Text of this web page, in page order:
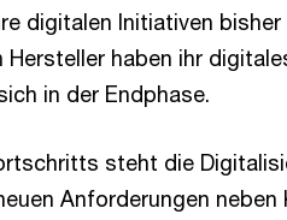
digitalen Initiativen bisher
haben ihr
in der Endphase.
steht die
Anforderungen